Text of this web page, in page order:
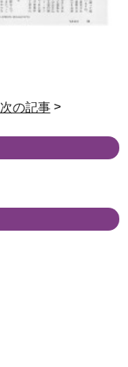
次の記事 >